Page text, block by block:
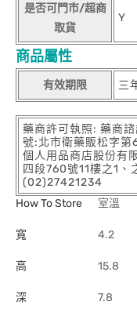
是否可門市/超商
取貨
Y
商品屬性
有效期限 三
藥商許可執照: 藥商
號:北市衛藥販松字第
個人用品商店股份有
四段760號11樓之1、
(02)27421234
How To Store
室溫
寬 4.2
高 15.8
深 7.8